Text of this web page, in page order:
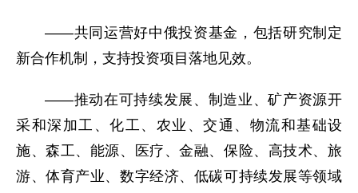
——共同运营好中俄投资基金，包括研究制定
新合作机制，支持投资项目落地见效。
——推动在可持续发展、制造业、矿产资源开
采和深加工、化工、农业、交通、物流和基础设
施、森工、能源、医疗、金融、保险、高技术、旅
游、体育产业、数字经济、低碳可持续发展等领域